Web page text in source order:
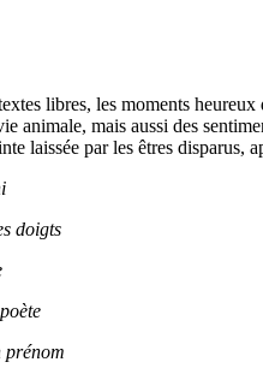
libres, les moments
animale, mais aussi des
laissée par les êtres disparus,
doigts
prénom